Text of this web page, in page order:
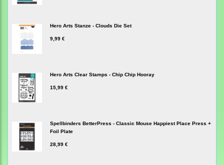
Hero Arts Stanze - Clouds Die Set
9,99 €
Hero Arts Clear Stamps - Chip Chip Hooray
15,99 €
Spellbinders BetterPress - Classic Mouse Happiest Place Press +
Foil Plate
28,99 €